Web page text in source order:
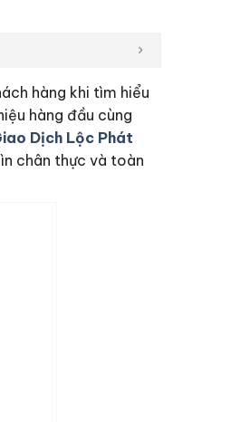
hàng khi tìm hiểu
hàng đầu cùng
Dịch Lộc Phát
chân thực và toàn